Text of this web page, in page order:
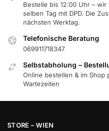
Bestelle bis 12:00 Uhr –
selben Tag mit DPD. Die
nächsten Werktag.
Telefonische Beratung
069911718347
Selbstabholung –
Online bestellen & im Shop
Wartezeiten
STORE – WIEN